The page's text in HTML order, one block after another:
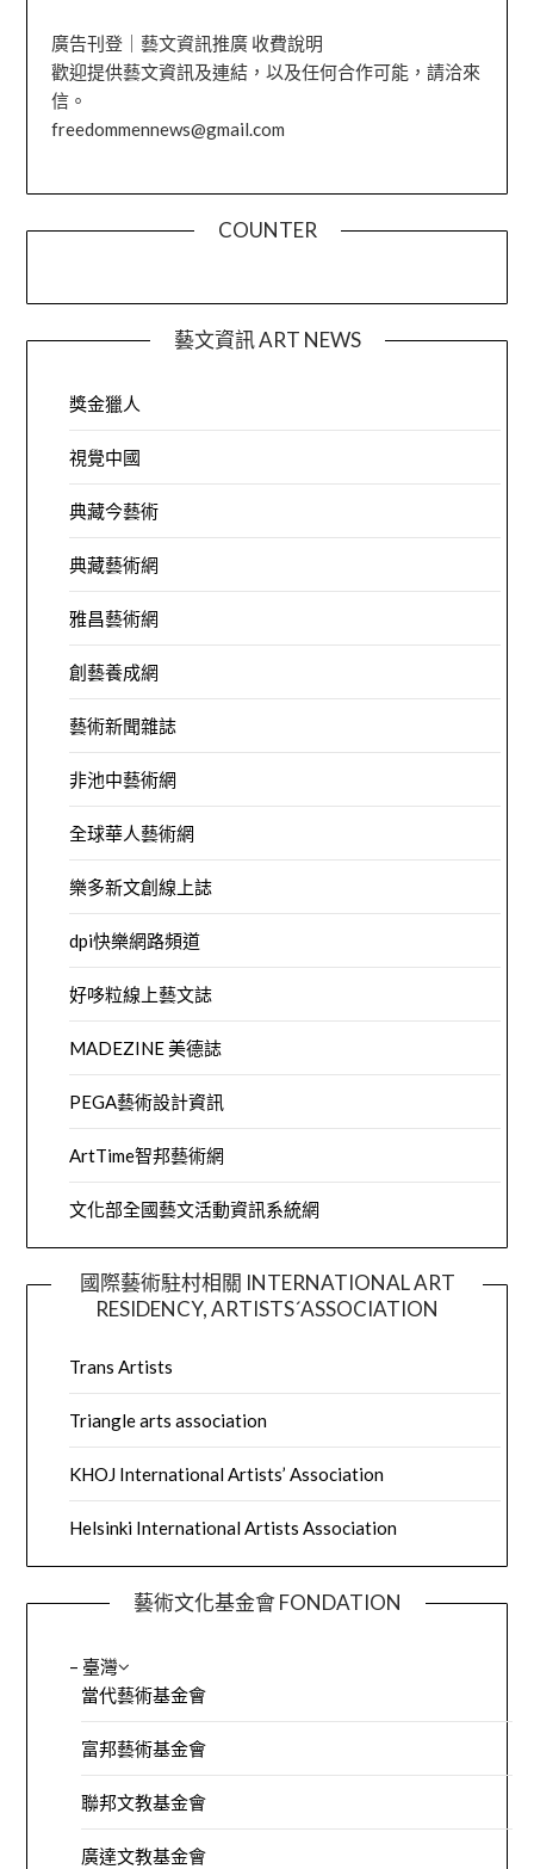
廣告刊登｜藝文資訊推廣 收費說明
歡迎提供藝文資訊及連結，以及任何合作可能，請洽來
信。
freedommennews@gmail.com
COUNTER
藝文資訊 ART NEWS
獎金獵人
視覺中國
典藏今藝術
典藏藝術網
雅昌藝術網
創藝養成網
藝術新聞雜誌
非池中藝術網
全球華人藝術網
樂多新文創線上誌
dpi快樂網路頻道
好哆粒線上藝文誌
MADEZINE 美德誌
PEGA藝術設計資訊
ArtTime智邦藝術網
文化部全國藝文活動資訊系統網
國際藝術駐村相關 INTERNATIONAL ART
RESIDENCY, ARTISTS´ASSOCIATION
Trans Artists
Triangle arts association
KHOJ International Artists’ Association
Helsinki International Artists Association
藝術文化基金會 FONDATION
– 臺灣
當代藝術基金會
富邦藝術基金會
聯邦文教基金會
廣達文教基金會